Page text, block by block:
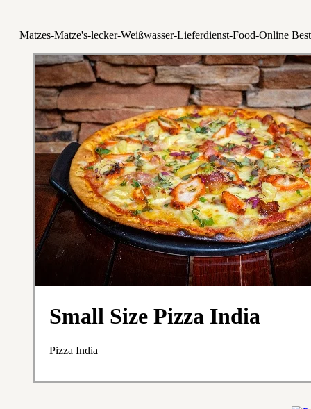
Matzes-Matze's-lecker-Weißwasser-Lieferdienst-Food-Online
Small Size Pizza India
Pizza India